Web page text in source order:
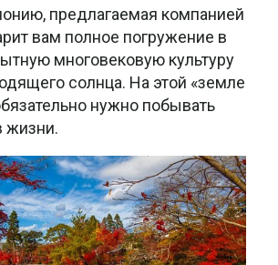
предлагаемая компанией
вам полное погружение в
многовековую культуру
солнца. На этой «земле
нужно побывать
жизни.